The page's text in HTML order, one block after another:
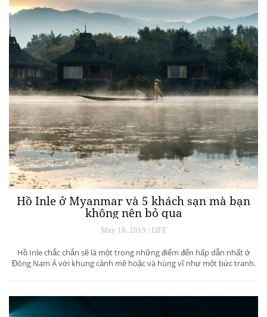
Hồ Inle ở Myanmar và 5 khách sạn mà bạn
không nên bỏ qua
May 18, 2019 / LIFE
Hồ Inle chắc chắn sẽ là một trong những điểm đến hấp dẫn nhất ở
Đông Nam Á với khung cảnh mê hoặc và hùng vĩ như một bức tranh.